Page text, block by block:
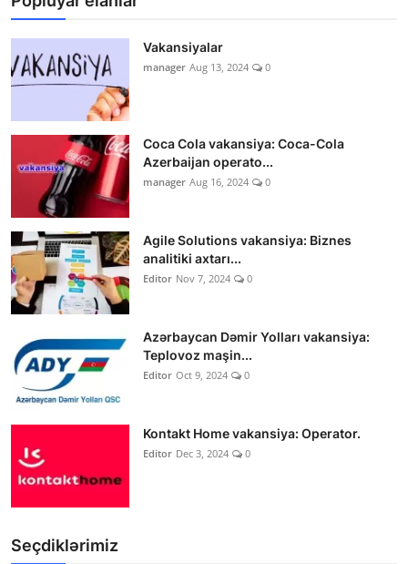
Vakansiyalar
manager Aug 13, 2024 0
Coca Cola vakansiya: Coca-Cola
Azerbaijan operato...
manager Aug 16, 2024 0
Agile Solutions vakansiya: Biznes
analitiki axtarı...
Editor Nov 7, 2024 0
Azərbaycan Dəmir Yolları vakansiya:
Teplovoz maşin...
Editor Oct 9, 2024 0
Kontakt Home vakansiya: Operator.
Editor Dec 3, 2024 0
Seçdiklərimiz